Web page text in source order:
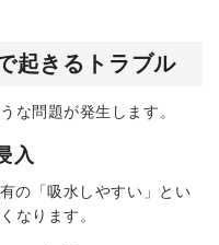
起きるトラブル
な問題が発生します。
入
の「吸水しやすい」とい
なります。